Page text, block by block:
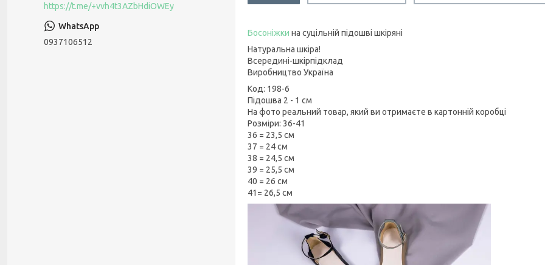
Босоніжки на суцільній підошві шкіряні
Натуральна шкіра!
Всередині-шкірпідклад
Виробництво Україна
Код: 198-6
Підошва 2 - 1 см
На фото реальний товар, який ви отримаєте в картонній коробці
Розміри: 36-41
36 = 23,5 см
37 = 24 см
38 = 24,5 см
39 = 25,5 см
40 = 26 см
41= 26,5 см
https://t.me/+vvh4t3AZbHdiOWEy
0937106512